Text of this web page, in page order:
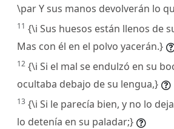
\par Y sus manos devolverán lo
11 {\i Sus huesos están llenos de
Mas con él en el polvo yacerán.}
12 {\i Si el mal se endulzó en su
ocultaba debajo de su lengua,}
13 {\i Si le parecía bien, y no lo
lo detenía en su paladar;}